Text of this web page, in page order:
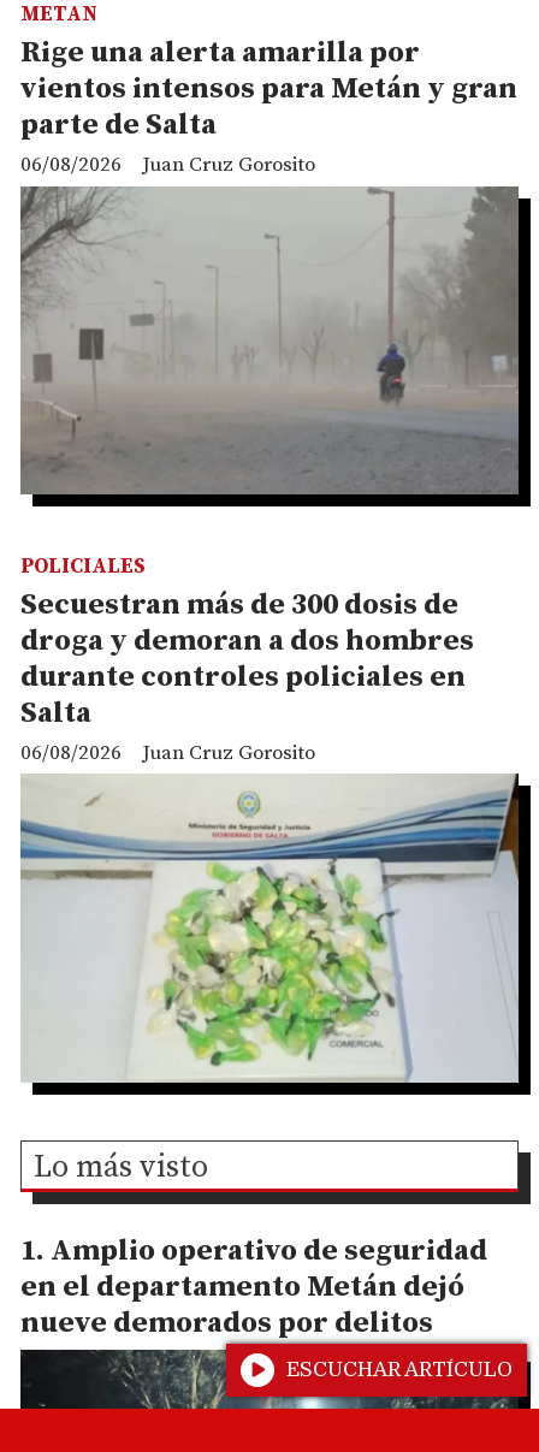
Rige una alerta amarilla por
vientos intensos para Metán y gran
parte de Salta
Juan Cruz Gorosito
METAN
06/08/2026
Secuestran más de 300 dosis de
droga y demoran a dos hombres
durante controles policiales en
Salta
Juan Cruz Gorosito
POLICIALES
06/08/2026
Lo más visto
Amplio operativo de seguridad
en el departamento Metán dejó
nueve demorados por delitos
ESCUCHAR ARTÍCULO